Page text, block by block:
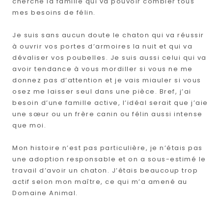
mes besoins de félin.
Je suis sans aucun doute le chaton qui va réussir
à ouvrir vos portes d’armoires la nuit et qui va
dévaliser vos poubelles. Je suis aussi celui qui va
avoir tendance à vous mordiller si vous ne me
donnez pas d’attention et je vais miauler si vous
osez me laisser seul dans une pièce. Bref, j’ai
besoin d’une famille active, l’idéal serait que j’aie
une sœur ou un frère canin ou félin aussi intense
que moi.
Mon histoire n’est pas particulière, je n’étais pas
une adoption responsable et on a sous-estimé le
travail d’avoir un chaton. J’étais beaucoup trop
actif selon mon maître, ce qui m’a amené au
Domaine Animal.